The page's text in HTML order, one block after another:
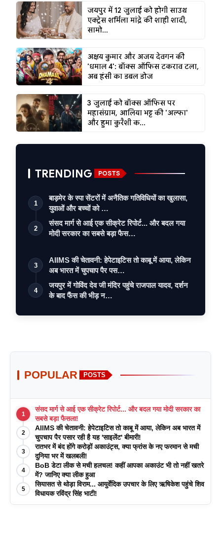
जयपुर में 12 जुलाई को होगी साउथ
एक्ट्रेस शर्मिला मांद्रे की शाही शादी,
सामो...
अक्षय कुमार और अजय देवगन की
'धमाल 4': बॉक्स ऑफिस टकराव टला,
अब हंसी का डबल डोज
3 जुलाई को बॉक्स ऑफिस पर
महासंग्राम, आलिया भट्ट की 'अल्फा'
और हुमा कुरैशी क...
TRENDING POSTS
1
बाड़मेर के स्पा सेंटरों में अनैतिक गतिविधियों का खुलासा,
युवाओं और बच्चों को …
2
संसद मार्ग से आई एक सीक्रेट रिपोर्ट... और बदल गया
मोदी सरकार का सबसे बड़ा फैस…
3
AIIMS की चेतावनी: हेपेटाइटिस तो काबू में आया, लेकिन
अब भारत में चुपचाप पैर पस…
4
जयपुर में गोविंद देव जी मंदिर पहुंचे राजपाल यादव, दर्शन
के बाद फैंस की भीड़ न…
POPULAR POSTS
1
संसद मार्ग से आई एक सीक्रेट रिपोर्ट... और बदल गया मोदी सरकार का
सबसे बड़ा फैसला!
2
AIIMS की चेतावनी: हेपेटाइटिस तो काबू में आया, लेकिन अब भारत में
चुपचाप पैर पसार रही है यह 'साइलेंट' बीमारी!
3
रातभर में बंद होंगे करोड़ों अकाउंट्स, क्या फ्रांस के नए फरमान से मची
दुनिया भर में खलबली!
4
BoB डेटा लीक से मची हलचल! कहीं आपका अकाउंट भी तो नहीं खतरे
में? जानिए क्या लीक हुआ
5
सियासत से थोड़ा विराम... आयुर्वेदिक उपचार के लिए ऋषिकेश पहुंचे शिव
विधायक रविंद्र सिंह भाटी!